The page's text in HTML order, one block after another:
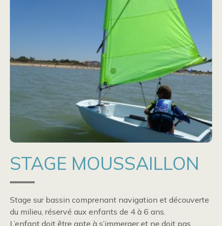
STAGE MOUSSAILLON
Stage sur bassin comprenant navigation et découverte
du milieu, réservé aux enfants de 4 à 6 ans.
L’enfant doit être apte à s’immerger et ne doit pas